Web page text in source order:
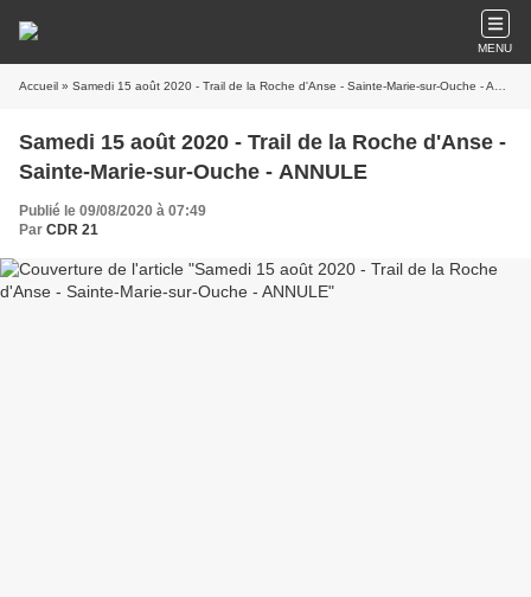
MENU
Accueil » Samedi 15 août 2020 - Trail de la Roche d'Anse - Sainte-Marie-sur-Ouche - ANNULE
Samedi 15 août 2020 - Trail de la Roche d'Anse -
Sainte-Marie-sur-Ouche - ANNULE
Publié le 09/08/2020 à 07:49
Par CDR 21